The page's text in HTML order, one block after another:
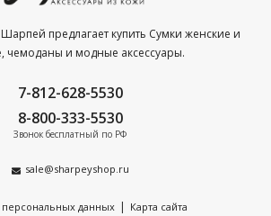
предлагает купить Сумки женские и
чемоданы и модные аксессуары.
7-812-628-5530
8-800-333-5530
Звонок бесплатный по РФ
sale@sharpeyshop.ru
персональных данных | Карта сайта